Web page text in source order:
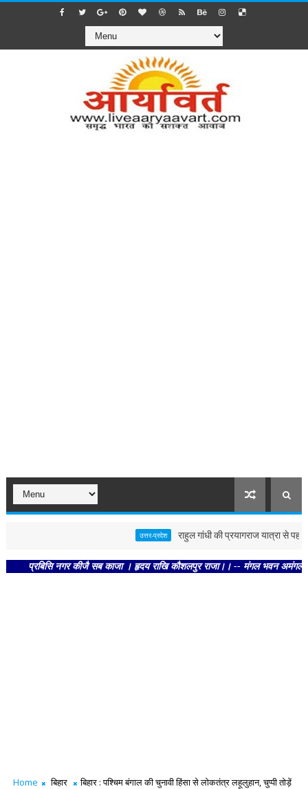
उत्तर-प्रदेश राहुल गांधी की प्रयागराज यात्रा से पहले
प्रबिसि नगर कीजै सब काजा । हृदय राखि कौशलपुर राजा।। -- मंगल भवन अमंगल
Home बिहार
बिहार : पश्चिम बंगाल की चुनावी हिंसा से लोकतंत्र लहूलुहान, चुप्पी तोड़ें